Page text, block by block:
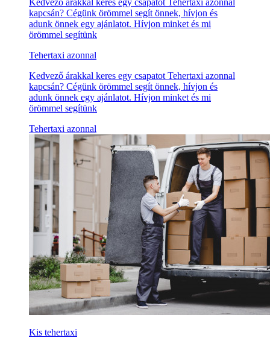
Kedvező árakkal keres egy csapatot Tehertaxi azonnal
kapcsán? Cégünk örömmel segít önnek, hívjon és
adunk önnek egy ajánlatot. Hívjon minket és mi
örömmel segítünk
Tehertaxi azonnal
Kedvező árakkal keres egy csapatot Tehertaxi azonnal
kapcsán? Cégünk örömmel segít önnek, hívjon és
adunk önnek egy ajánlatot. Hívjon minket és mi
örömmel segítünk
Tehertaxi azonnal
Kis tehertaxi